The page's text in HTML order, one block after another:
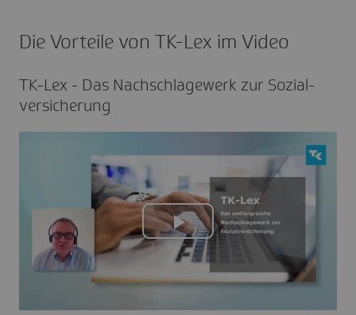
Die Vorteile von TK-Lex im Video
TK-Lex - Das Nach­schla­ge­werk zur Sozi­al­
ver­si­che­rung
Play
Video